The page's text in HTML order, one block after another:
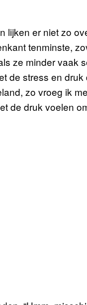
lijken er niet zo
tenminste,
ze minder vaak
de stress en
zo vroeg ik
de druk voelen